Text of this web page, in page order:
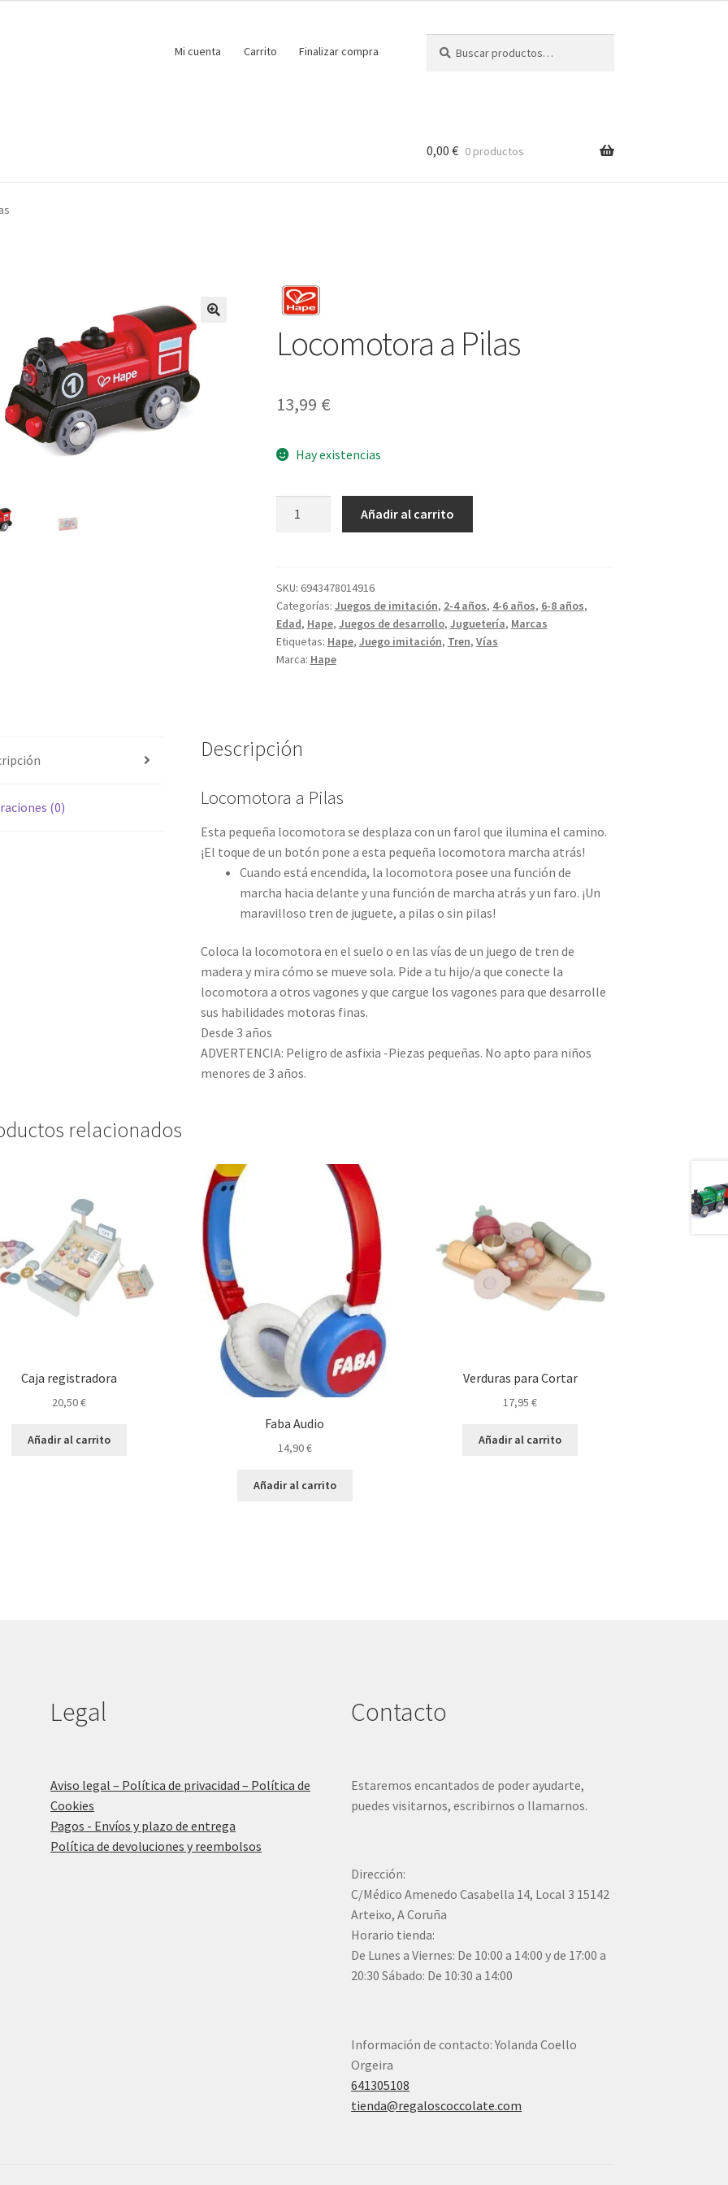
Mi cuenta Carrito Finalizar compra
por:
0,00 € 0 productos
Locomotora a Pilas
13,99 €
Hay existencias
Añadir al carrito
SKU: 6943478014916
Categorías: Juegos de imitación, 2-4 años, 4-6 años, 6-8 años,
Edad, Hape, Juegos de desarrollo, Juguetería, Marcas
Etiquetas: Hape, Juego imitación, Tren, Vías
Marca: Hape
(0)
Descripción
Locomotora a Pilas
Esta pequeña locomotora se desplaza con un farol que ilumina el camino.
¡El toque de un botón pone a esta pequeña locomotora marcha atrás!
Cuando está encendida, la locomotora posee una función de
marcha hacia delante y una función de marcha atrás y un faro. ¡Un
maravilloso tren de juguete, a pilas o sin pilas!
Coloca la locomotora en el suelo o en las vías de un juego de tren de
madera y mira cómo se mueve sola. Pide a tu hijo/a que conecte la
locomotora a otros vagones y que cargue los vagones para que desarrolle
sus habilidades motoras finas.
Desde 3 años
ADVERTENCIA: Peligro de asfixia -Piezas pequeñas. No apto para niños
menores de 3 años.
relacionados
Caja registradora
20,50€
Añadir al carrito
Faba Audio
14,90€
Añadir al carrito
Verduras para Cortar
17,95€
Añadir al carrito
Legal
Aviso legal – Política de privacidad – Política de
Cookies
Pagos - Envíos y plazo de entrega
Política de devoluciones y reembolsos
Contacto
Estaremos encantados de poder ayudarte,
puedes visitarnos, escribirnos o llamarnos.
Dirección:
C/Médico Amenedo Casabella 14, Local 3 15142
Arteixo, A Coruña
Horario tienda:
De Lunes a Viernes: De 10:00 a 14:00 y de 17:00 a
20:30 Sábado: De 10:30 a 14:00
Información de contacto: Yolanda Coello
Orgeira
641305108
tienda@regaloscoccolate.com